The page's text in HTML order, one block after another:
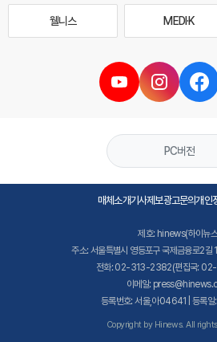
웰니스 MEDI·K
PC버전
매체소개기사제보광고문의개인
제호: hinews(하이뉴
주소: 서울특별시 영등포구 국제금융로2
전화: 02-313-2382(편집국:
이메일:
등록번호: 서울,아04641 | 등록
Copyright by Hinews. All